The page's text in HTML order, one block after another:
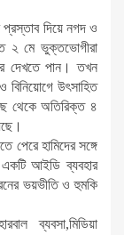
প্রস্তাব দিয়ে নগদ ও
২ মে ভুক্তভোগীরা
দেখতে পান। তখন
উৎসাহিত
থেকে অতিরিক্ত ৪
পেরে হামিদের সঙ্গে
আইডি ব্যবহার
ভয়ভীতি ও হুমকি
ব্যবসা,মিডিয়া